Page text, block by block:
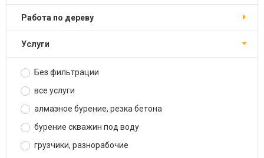
работа по дереву
услуги
Без фильтрации
все услуги
алмазное бурение, резка бетона
бурение скважин под воду
грузчики, разнорабочие